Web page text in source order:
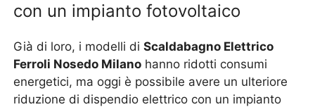
con un impianto fotovoltaico
Già di loro, i modelli diScaldabagno Elettrico
Ferroli Nosedo Milano hanno ridotti consumi
energetici, ma oggi è possibile avere un ulteriore
riduzione di dispendio elettrico con un impianto